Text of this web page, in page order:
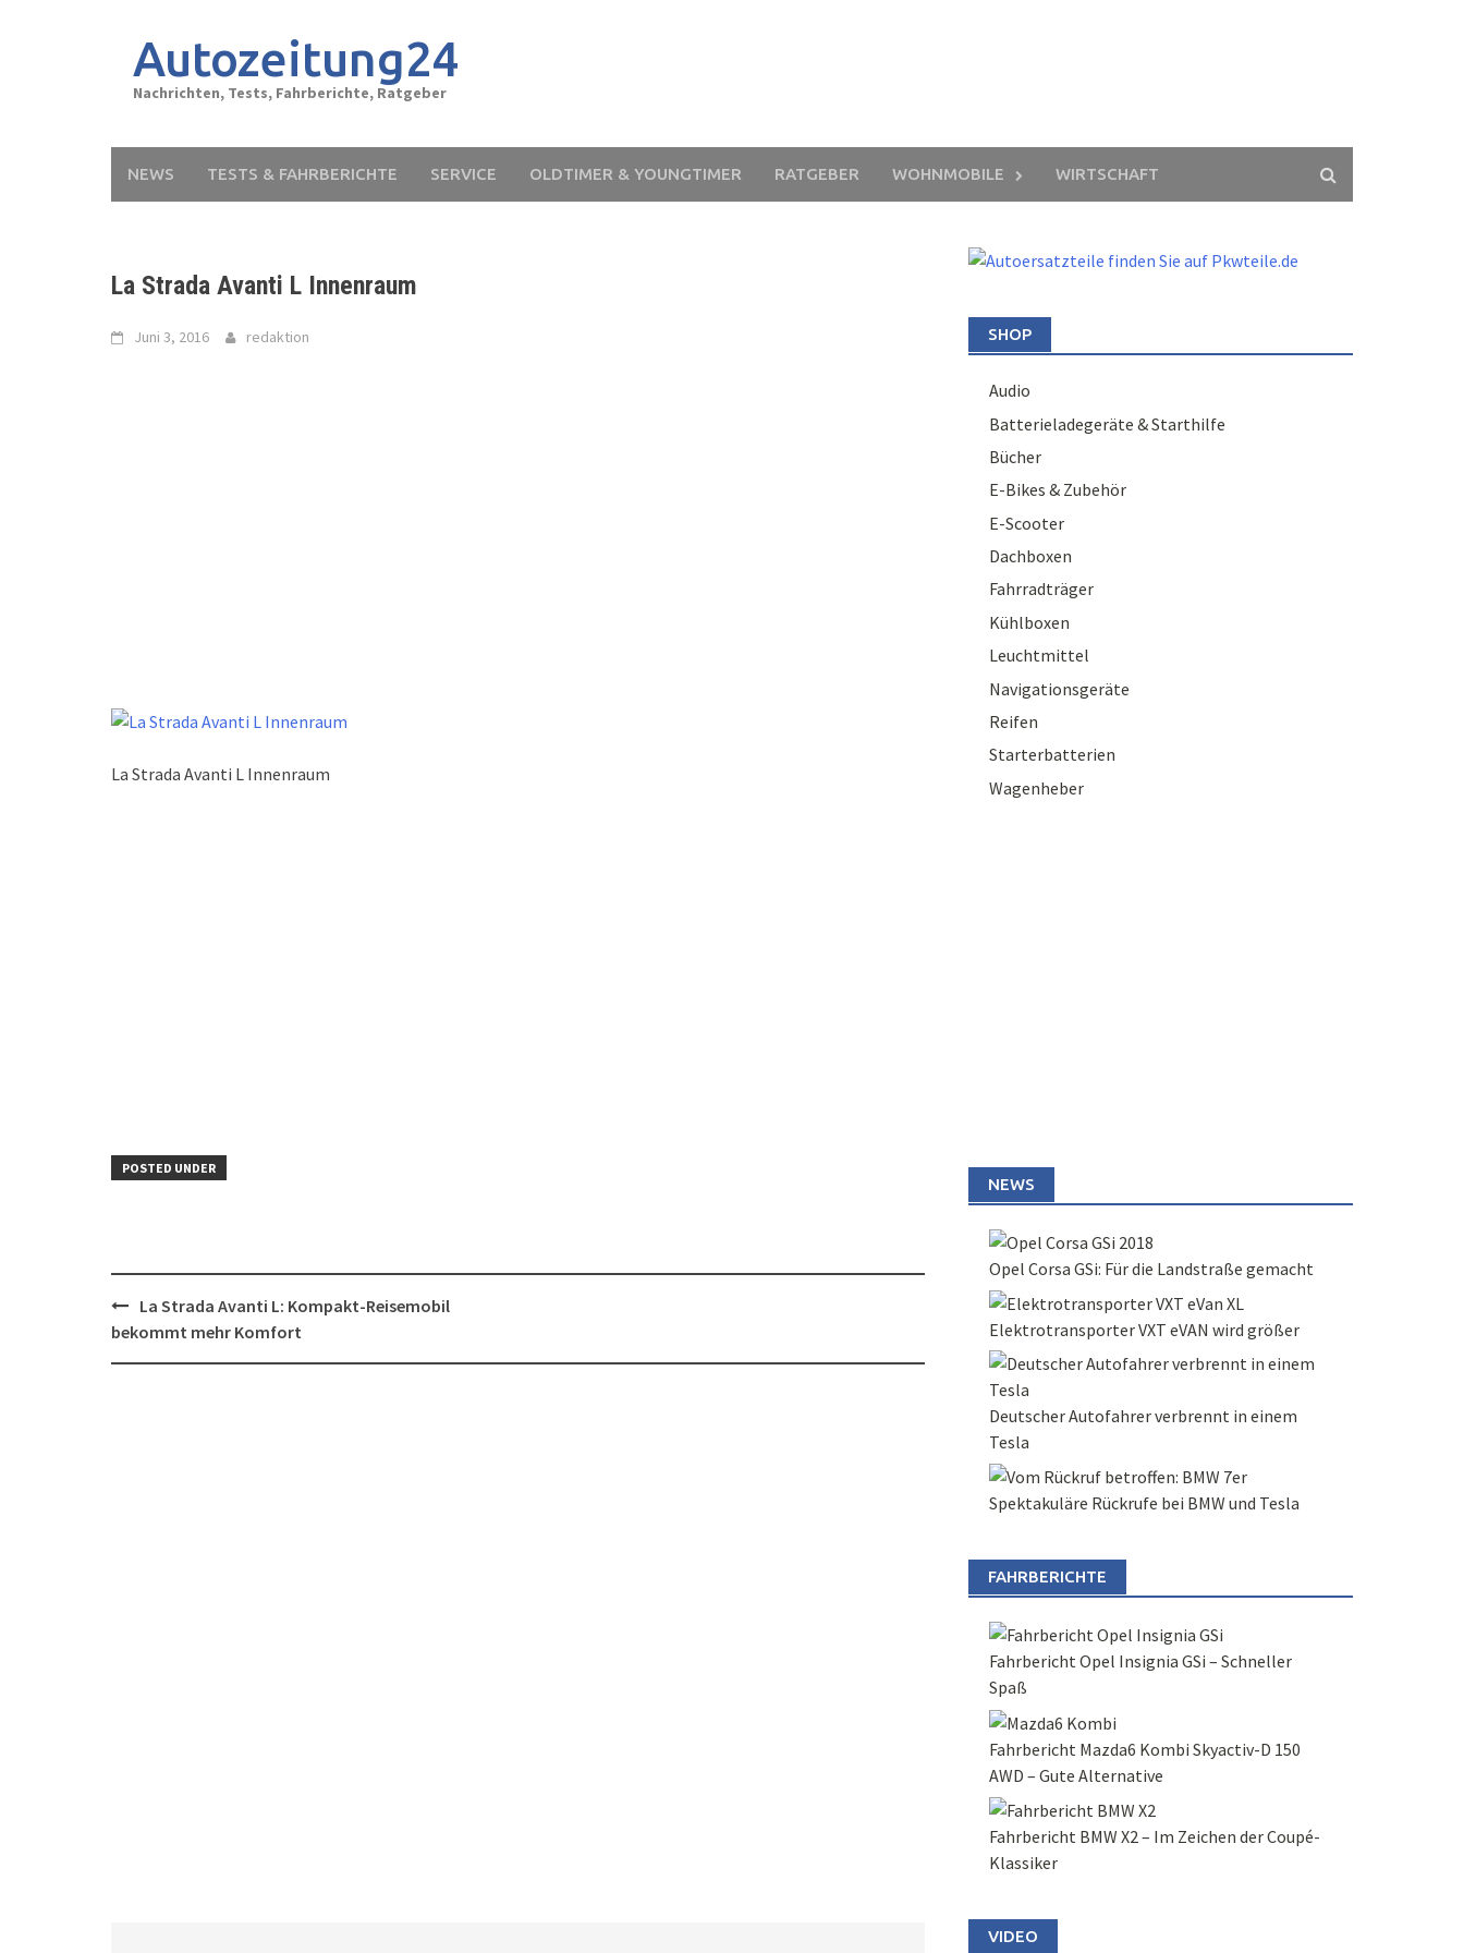
Autozeitung24
Nachrichten, Tests, Fahrberichte, Ratgeber
NEWS TESTS & FAHRBERICHTE SERVICE OLDTIMER & YOUNGTIMER RATGEBER WOHNMOBILE WIRTSCHAFT
La Strada Avanti L Innenraum
Juni 3, 2016 redaktion
La Strada Avanti L Innenraum
POSTED UNDER
Post
navigation
La Strada Avanti L: Kompakt-Reisemobil
bekommt mehr Komfort
SHOP
Audio
Batterieladegeräte & Starthilfe
Bücher
E-Bikes & Zubehör
E-Scooter
Dachboxen
Fahrradträger
Kühlboxen
Leuchtmittel
Navigationsgeräte
Reifen
Starterbatterien
Wagenheber
NEWS
Opel Corsa GSi: Für die Landstraße gemacht
Elektrotransporter VXT eVAN wird größer
Deutscher Autofahrer verbrennt in einem
Tesla
Spektakuläre Rückrufe bei BMW und Tesla
FAHRBERICHTE
Fahrbericht Opel Insignia GSi – Schneller
Spaß
Fahrbericht Mazda6 Kombi Skyactiv-D 150
AWD – Gute Alternative
Fahrbericht BMW X2 – Im Zeichen der Coupé-
Klassiker
VIDEO